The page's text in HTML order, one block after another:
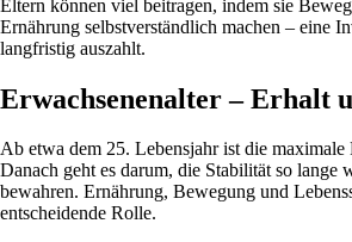
Eltern können viel beitragen, indem sie
Ernährung selbstverständlich machen – eine
langfristig auszahlt.
Erwachsenenalter – Erhalt
Ab etwa dem 25. Lebensjahr ist die maximale
Danach geht es darum, die Stabilität so lange
bewahren. Ernährung, Bewegung und
entscheidende Rolle.